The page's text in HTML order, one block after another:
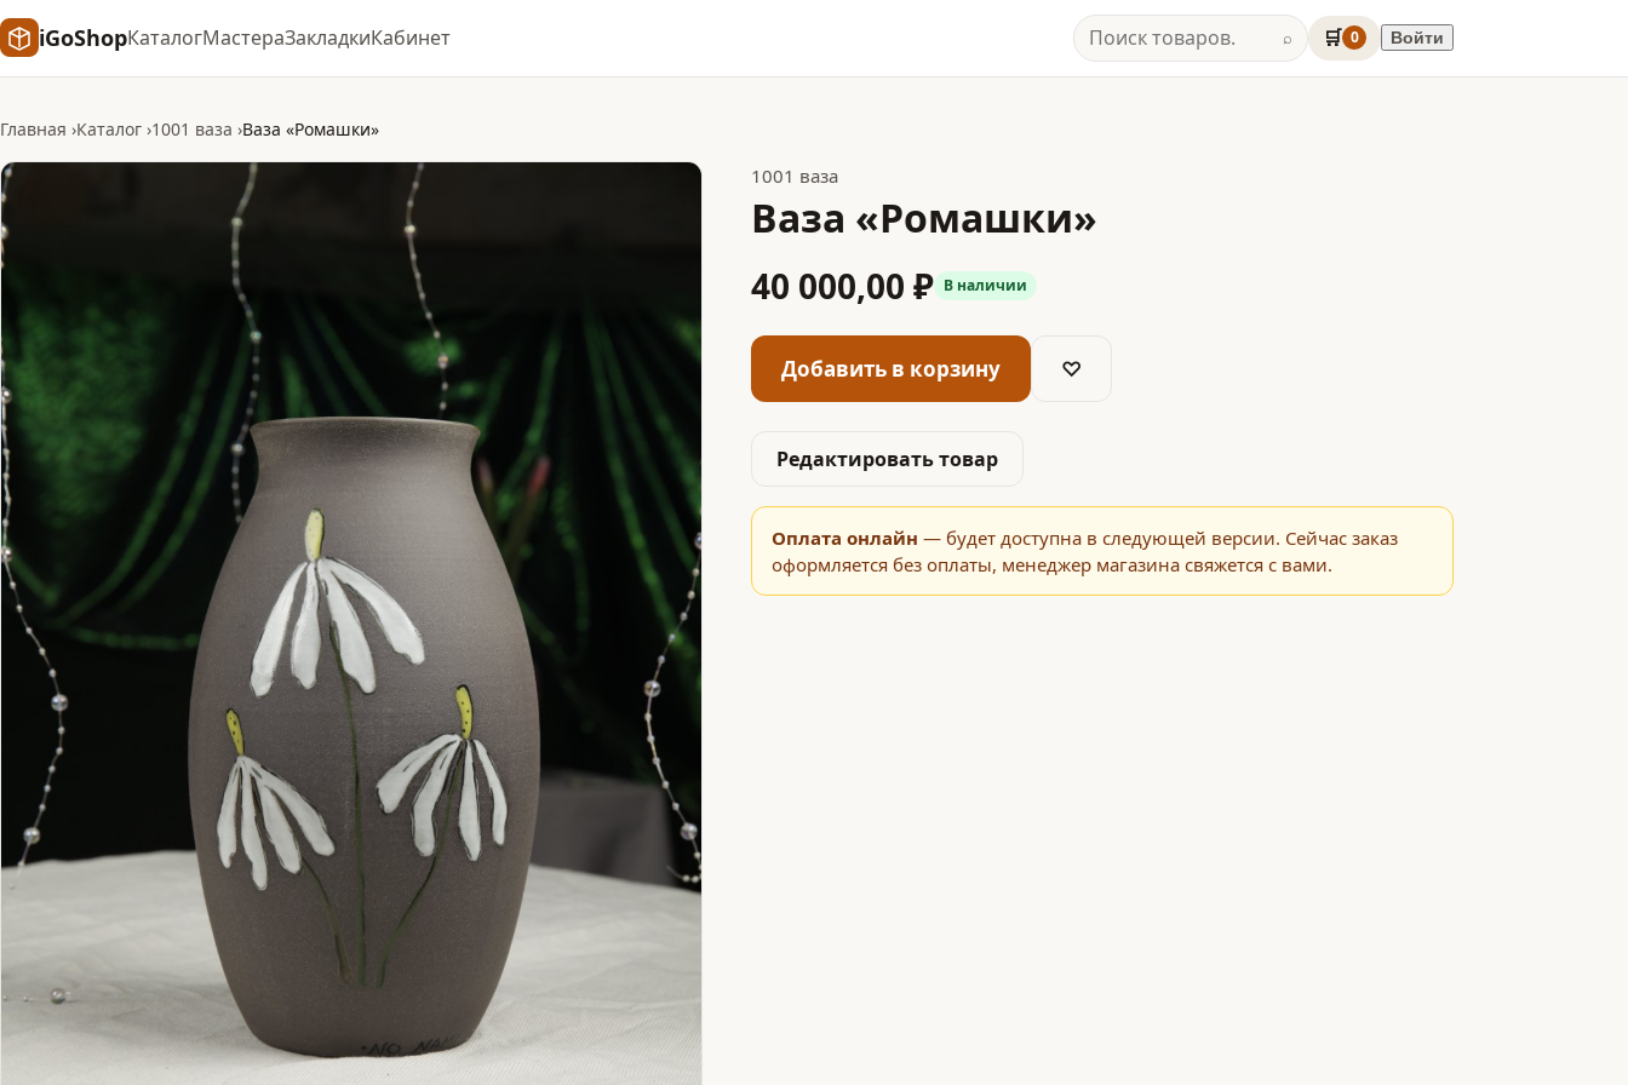
iGoShopКаталогМастераЗакладкиКабинет ⌕ 🛒 0 Войти
Главная Каталог 1001 ваза Ваза «Ромашки»
1001 ваза
Ваза «Ромашки»
40 000,00 ₽ В наличии
Добавить в корзину ♡
Редактировать товар
Оплата онлайн — будет доступна в следующей версии. Сейчас заказ
оформляется без оплаты, менеджер магазина свяжется с вами.